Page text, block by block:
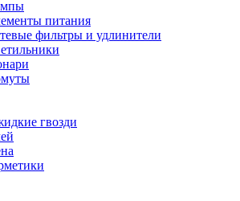
питания
фильтры и удлинители
гвозди